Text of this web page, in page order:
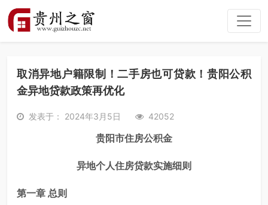
取消异地户籍限制！二手房也可贷款！贵阳公积
金异地贷款政策再优化
发表于： 2024年3月5日 42052
贵阳市住房公积金
异地个人住房贷款实施细则
第一章 总则